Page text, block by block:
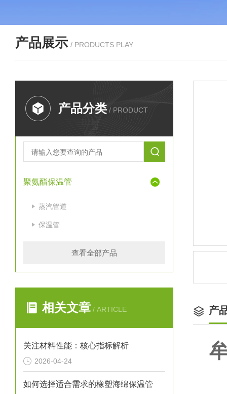
产品展示 / PRODUCTS PLAY
产品分类 / PRODUCT
聚氨酯保温管
蒸汽管道
保温管
查看全部产品
相关文章 / ARTICLE
关注材料性能：核心指标解析
2026-04-24
如何选择适合需求的橡塑海绵保温管
产